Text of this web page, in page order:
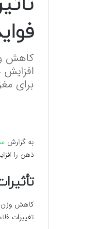
کاهش
برای
به گزارش
ذهن را
کاهش وزن
تغییرات